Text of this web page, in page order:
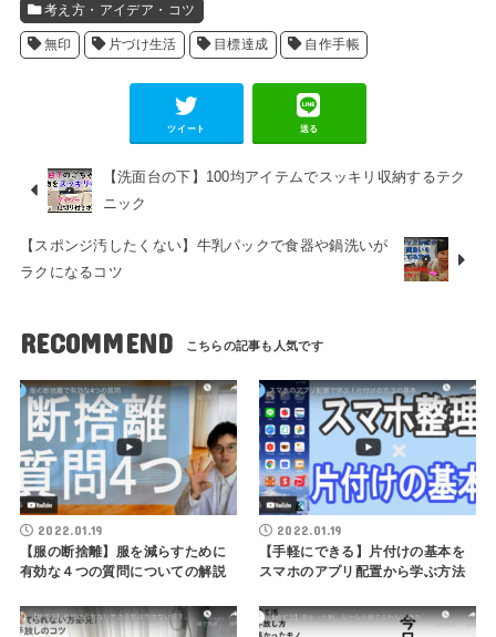
考え方・アイデア・コツ
無印 片づけ生活 目標達成 自作手帳
ツイート 送る
【洗面台の下】100均アイテムでスッキリ収納するテク
ニック
【スポンジ汚したくない】牛乳パックで食器や鍋洗いが
ラクになるコツ
RECOMMEND
2022.01.19
【服の断捨離】服を減らすために
有効な４つの質問についての解説
2022.01.19
【手軽にできる】片付けの基本を
スマホのアプリ配置から学ぶ方法